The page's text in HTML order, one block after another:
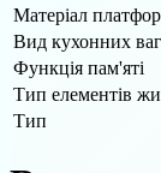
Матеріал
Вид кухонних ваг
Функція пам'яті
Тип елементів
Тип